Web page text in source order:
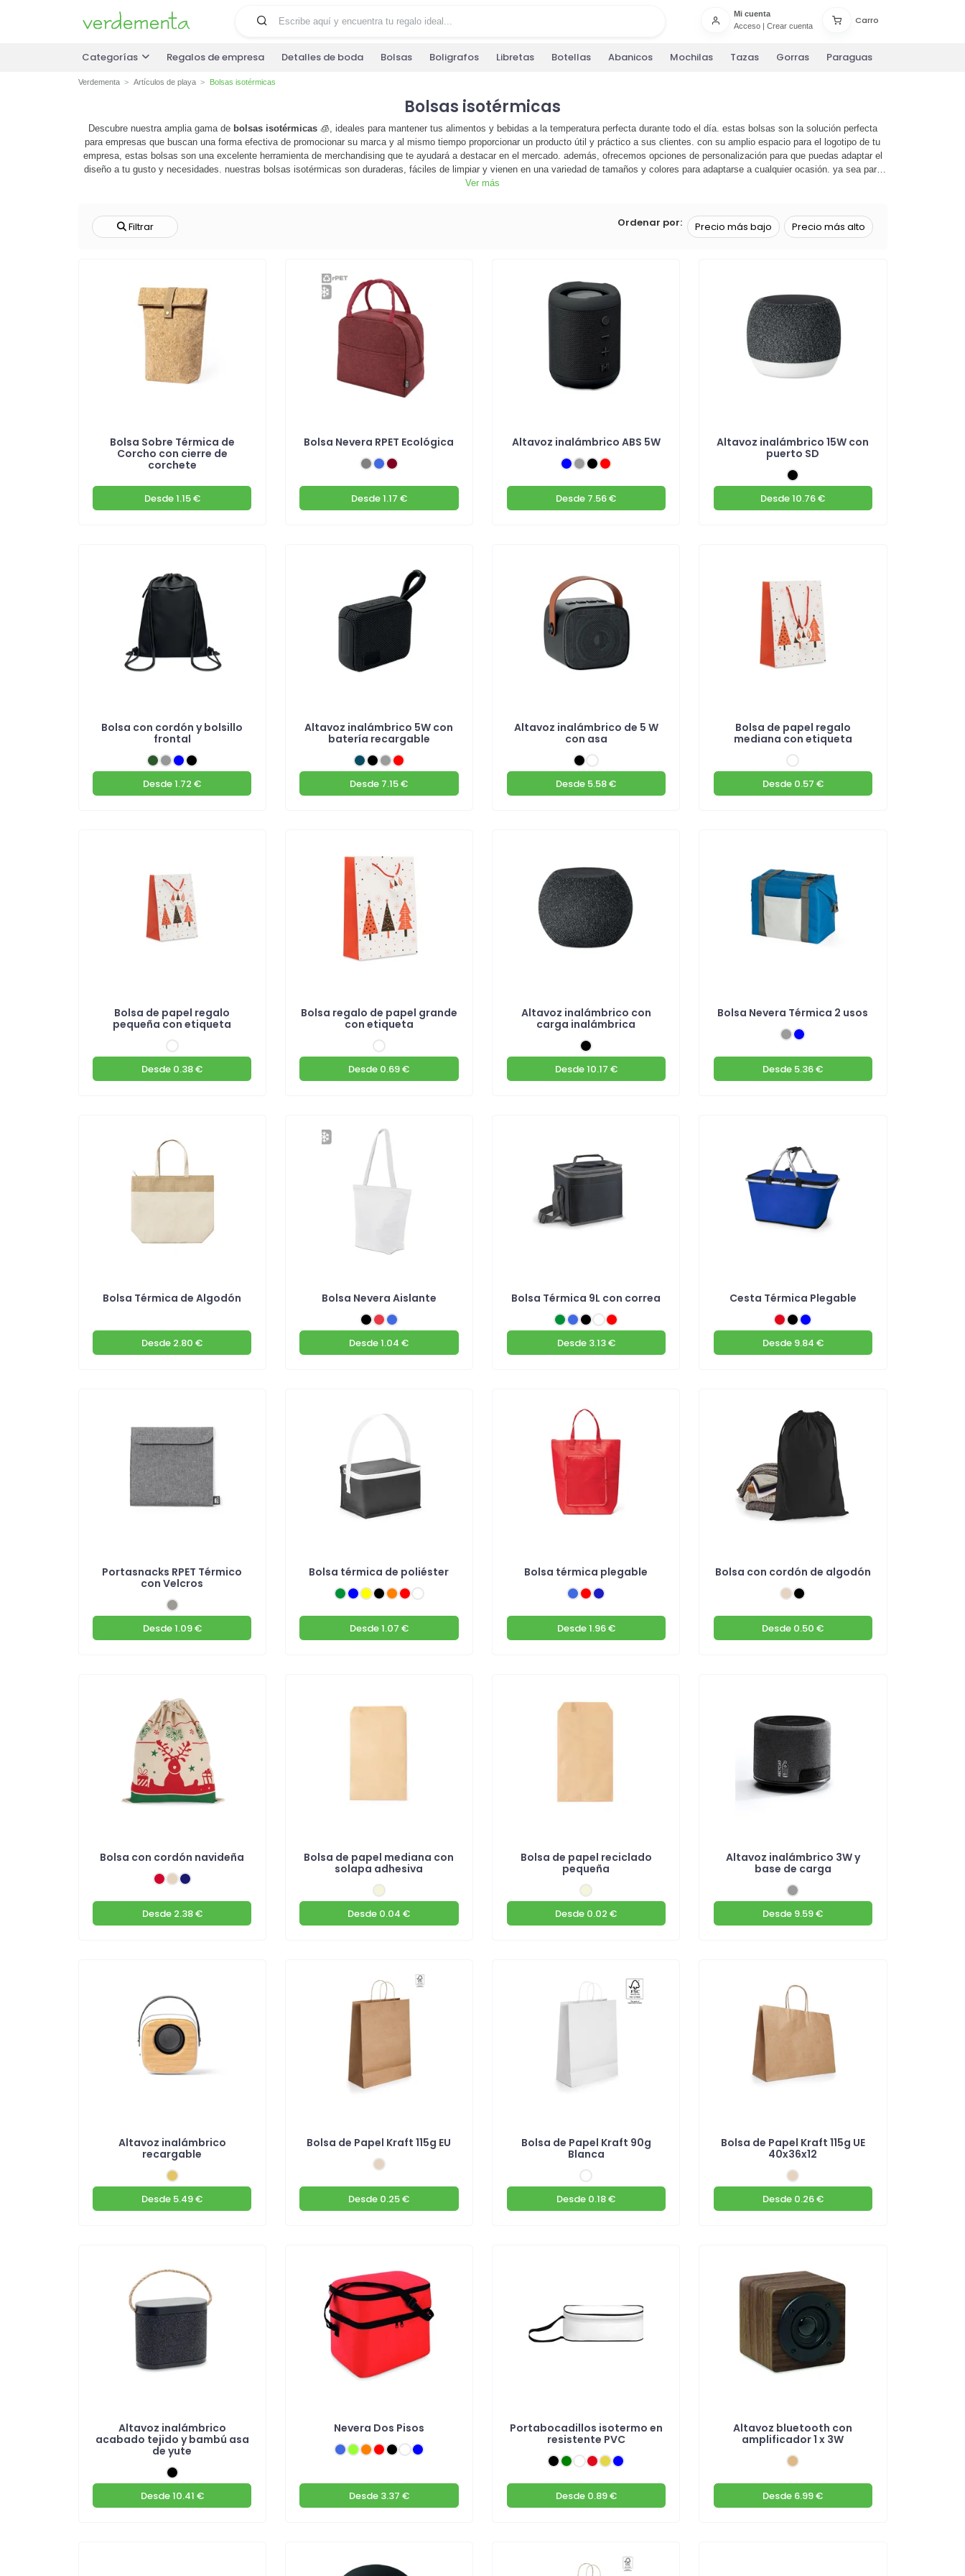
Mi cuenta
Acceso| Crear cuenta
Carro
Categorías Regalos de empresa Detalles de boda Bolsas Boligrafos Libretas Botellas Abanicos Mochilas Tazas Gorras Paraguas
Verdementa Artículos de playa Bolsas isotérmicas
Bolsas isotérmicas
Descubre nuestra amplia gama de bolsas isotérmicas🧊, ideales para mantener tus alimentos y bebidas a la temperatura perfecta durante todo el día. estas bolsas son la solución perfecta
para empresas que buscan una forma efectiva de promocionar su marca y al mismo tiempo proporcionar un producto útil y práctico a sus clientes. con su amplio espacio para el logotipo de tu
empresa, estas bolsas son una excelente herramienta de merchandising que te ayudará a destacar en el mercado. además, ofrecemos opciones de personalización para que puedas adaptar el
diseño a tu gusto y necesidades. nuestras bolsas isotérmicas son duraderas, fáciles de limpiar y vienen en una variedad de tamaños y colores para adaptarse a cualquier ocasión. ya sea para
un picnic al aire libre, un día en la oficina o un evento especial, estas bolsas son la elección perfecta. no esperes más, explora nuestra selección de
Ver más
Filtrar Ordenar por: Precio más bajo Precio más alto
Bolsa Sobre Térmica de
Corcho con cierre de
corchete
Desde1.15 €
Bolsa Nevera RPET Ecológica
Desde1.17 €
Altavoz inalámbrico ABS 5W
Desde 7.56 €
Altavoz inalámbrico 15W con
puerto SD
Desde10.76 €
Bolsa con cordón y bolsillo
frontal
Desde1.72 €
Altavoz inalámbrico 5W con
batería recargable
Desde 7.15 €
Altavoz inalámbrico de 5 W
con asa
Desde 5.58 €
Bolsa de papel regalo
mediana con etiqueta
Desde0.57 €
Bolsa de papel regalo
pequeña con etiqueta
Desde 0.38 €
Bolsa regalo de papel grande
con etiqueta
Desde 0.69 €
Altavoz inalámbrico con
carga inalámbrica
Desde10.17 €
Bolsa Nevera Térmica 2 usos
Desde 5.36 €
Bolsa Térmica de Algodón
Desde 2.80 €
Bolsa Nevera Aislante
Desde1.04 €
Bolsa Térmica 9L con correa
Desde3.13 €
Cesta Térmica Plegable
Desde9.84 €
Portasnacks RPET Térmico
con Velcros
Desde1.09 €
Bolsa térmica de poliéster
Desde1.07 €
Bolsa térmica plegable
Desde1.96 €
Bolsa con cordón de algodón
Desde 0.50 €
Bolsa con cordón navideña
Desde2.38 €
Bolsa de papel mediana con
solapa adhesiva
Desde 0.04 €
Bolsa de papel reciclado
pequeña
Desde 0.02 €
Altavoz inalámbrico 3W y
base de carga
Desde 9.59 €
Altavoz inalámbrico
recargable
Desde 5.49 €
Bolsa de Papel Kraft 115g EU
Desde 0.25 €
Bolsa de Papel Kraft 90g
Blanca
Desde 0.18 €
Bolsa de Papel Kraft 115g UE
40x36x12
Desde0.26 €
Altavoz inalámbrico
acabado tejido y bambú asa
de yute
Desde10.41 €
Nevera Dos Pisos
Desde3.37 €
Portabocadillos isotermo en
resistente PVC
Desde0.89 €
Altavoz bluetooth con
amplificador 1 x 3W
Desde 6.99 €